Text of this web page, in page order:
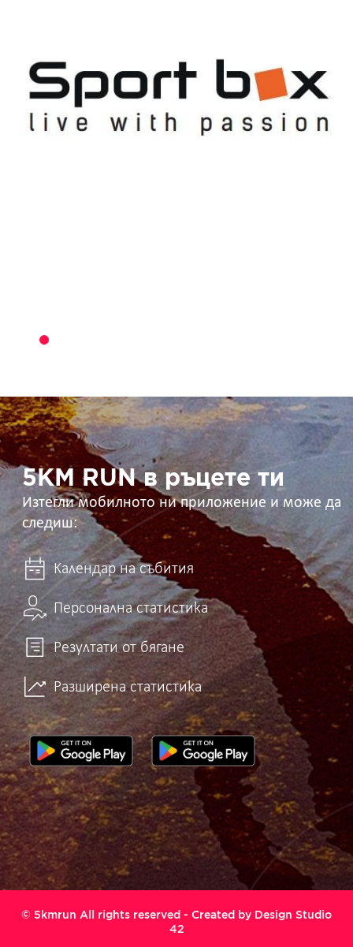
5KM
RUN
в
ръцете
ти 5KM RUN в ръцете ти
Изтегли мобилното ни приложение и може да
следиш:
Календар на събития
Персонална статистика
Резултати от бягане
Разширена статистика
© 5kmrun All rights reserved - Created by Design Studio
42